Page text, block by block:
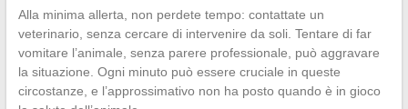
Alla minima allerta, non perdete tempo: contattate un
veterinario, senza cercare di intervenire da soli. Tentare di far
vomitare l’animale, senza parere professionale, può aggravare
la situazione. Ogni minuto può essere cruciale in queste
circostanze, e l’approssimativo non ha posto quando è in gioco